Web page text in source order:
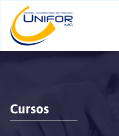
Cursos